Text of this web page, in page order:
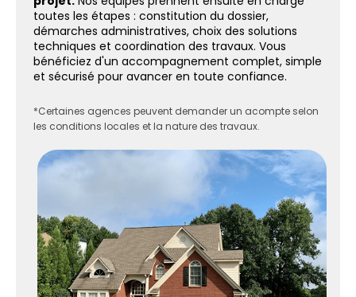
toutes les étapes : constitution du dossier,
démarches administratives, choix des solutions
techniques et coordination des travaux. Vous
bénéficiez d'un accompagnement complet, simple
et sécurisé pour avancer en toute confiance.
*Certaines agences peuvent demander un acompte selon
les conditions locales et la nature des travaux.